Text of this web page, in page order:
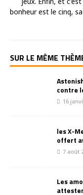
bonheur est le cinq,
SUR LE MÊME
contre
16
les X-
offert
7 août
Les